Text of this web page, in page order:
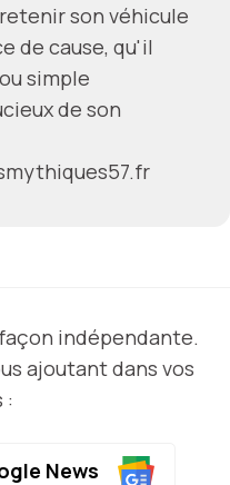
son véhicule
de cause, qu'il
simple
de son
indépendante.
ajoutant dans vos
:
News